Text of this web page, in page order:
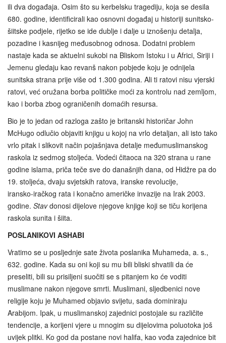
ili dva događaja. Osim što su kerbelsku tragediju, koja se desila
680. godine, identificirali kao osnovni događaj u historiji sunitsko-
šiitske podjele, rijetko se ide dublje i dalje u iznošenju detalja,
pozadine i kasnijeg međusobnog odnosa. Dodatni problem
nastaje kada se aktuelni sukobi na Bliskom Istoku i u Africi, Siriji i
Jemenu gledaju kao revanš nakon pobjede koju je odnijela
sunitska strana prije više od 1.300 godina. Ali ti ratovi nisu vjerski
ratovi, već oružana borba političke moći za kontrolu nad zemljom,
kao i borba zbog ograničenih domaćih resursa.
Bio je to jedan od razloga zašto je britanski historičar John
McHugo odlučio objaviti knjigu u kojoj na vrlo detaljan, ali isto tako
vrlo pitak i slikovit način pojašnjava detalje međumuslimanskog
raskola iz sedmog stoljeća. Vodeći čitaoca na 320 strana u rane
godine islama, priča teče sve do današnjih dana, od Hidžre pa do
19. stoljeća, dvaju svjetskih ratova, iranske revolucije,
iransko‑iračkog rata i konačno američke invazije na Irak 2003.
godine. Stavdonosi dijelove njegove knjige koji se tiču korijena
raskola sunita i šiita.
POSLANIKOVI ASHABI
Vratimo se u posljednje sate života poslanika Muhameda, a. s.,
632. godine. Kada su oni koji su mu bili bliski shvatili da će
preseliti, bili su prisiljeni suočiti se s pitanjem ko će voditi
muslimane nakon njegove smrti. Muslimani, sljedbenici nove
religije koju je Muhamed objavio svijetu, sada dominiraju
Arabijom. Ipak, u muslimanskoj zajednici postojale su različite
tendencije, a korijeni vjere u mnogim su dijelovima poluotoka još
uvijek plitki. Ko god da postane novi halifa, kao vođa zajednice bit